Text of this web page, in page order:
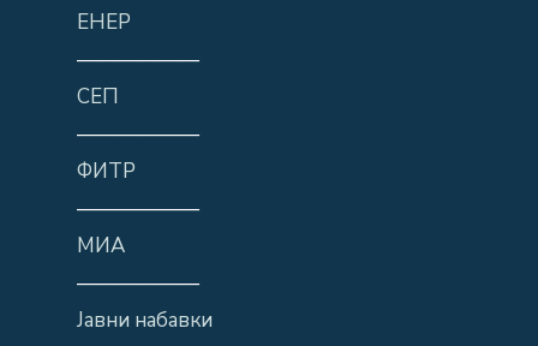
ЕНЕР
——————
СЕП
——————
ФИТР
——————
МИА
——————
Јавни набавки